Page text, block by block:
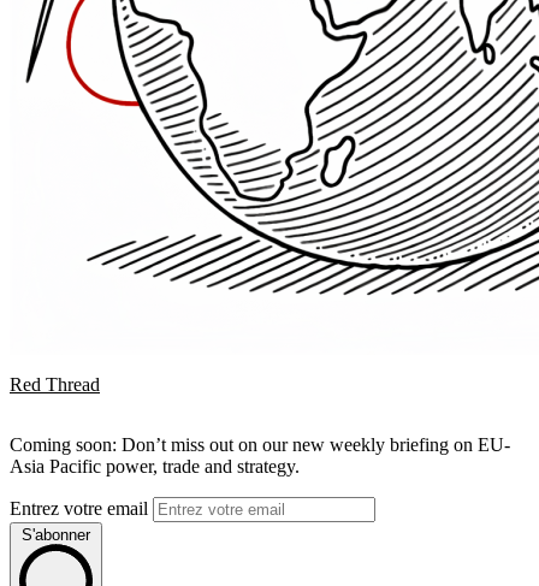
Red Thread
Coming soon: Don’t miss out on our new weekly briefing on EU-
Asia Pacific power, trade and strategy.
Entrez votre email
S'abonner